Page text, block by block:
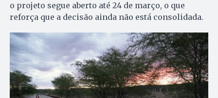
o projeto segue aberto até 24 de março, o que
reforça que a decisão ainda não está consolidada.